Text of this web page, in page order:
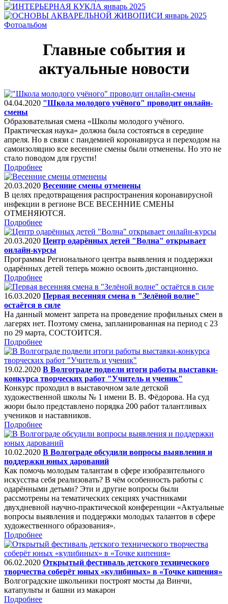
Фотоальбом
Главные события и
актуальные новости
04.04.2020 "Школа молодого учёного" проводит онлайн-
смены
Образовательная смена «Школы молодого учёного.
Практическая наука» должна была состояться в середине
апреля. Но в связи с пандемией коронавируса и переходом на
самоизоляцию все весенние смены были отменены. Но это не
стало поводом для грусти!
Подробнее
20.03.2020 Весенние смены отменены
В целях предотвращения распространения коронавирусной
инфекции в регионе ВСЕ ВЕСЕННИЕ СМЕНЫ
ОТМЕНЯЮТСЯ.
Подробнее
20.03.2020 Центр одарённых детей "Волна" открывает
онлайн-курсы
Программы Регионального центра выявления и поддержки
одарённых детей теперь можно освоить дистанционно.
Подробнее
16.03.2020 Первая весенняя смена в "Зелёной волне"
остаётся в силе
На данный момент запрета на проведение профильных смен в
лагерях нет. Поэтому смена, запланированная на период с 23
по 29 марта, СОСТОИТСЯ.
Подробнее
19.02.2020 В Волгограде подвели итоги работы выставки-
конкурса творческих работ "Учитель и ученик"
Конкурс проходил в выставочном зале детской
художественной школы № 1 имени В. В. Фёдорова. На суд
жюри было представлено порядка 200 работ талантливых
учеников и наставников.
Подробнее
10.02.2020 В Волгограде обсудили вопросы выявления и
поддержки юных дарований
Как помочь молодым талантам в сфере изобразительного
искусства себя реализовать? В чём особенность работы с
одарёнными детьми? Эти и другие вопросы были
рассмотрены на тематических секциях участниками
двухдневной научно-практической конференции «Актуальные
вопросы выявления и поддержки молодых талантов в сфере
художественного образования».
Подробнее
06.02.2020 Открытый фестиваль детского технического
творчества соберёт юных «кулибиных» в «Точке кипения»
Волгоградские школьники построят мосты да Винчи,
катапульты и башни из макарон
Подробнее